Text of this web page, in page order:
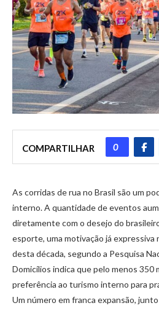
COMPARTILHAR 0
As corridas de rua no Brasil são um
interno. A quantidade de eventos
diretamente com o desejo do
esporte, uma motivação já expressiva
desta década, segundo a Pesquisa
Domicílios indica que pelo menos 350
preferência ao turismo interno para
Um número em franca expansão,